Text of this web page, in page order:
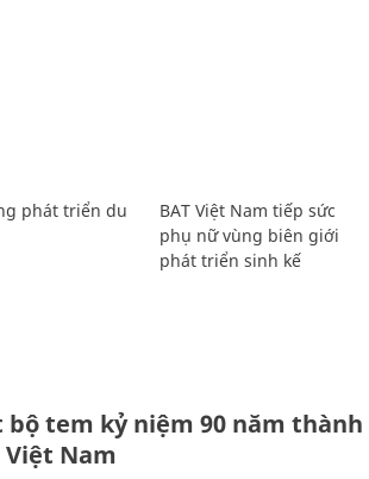
phát triển du
BAT Việt Nam tiếp sức
phụ nữ vùng biên giới
phát triển sinh kế
tem kỷ niệm 90 năm thành
Nam